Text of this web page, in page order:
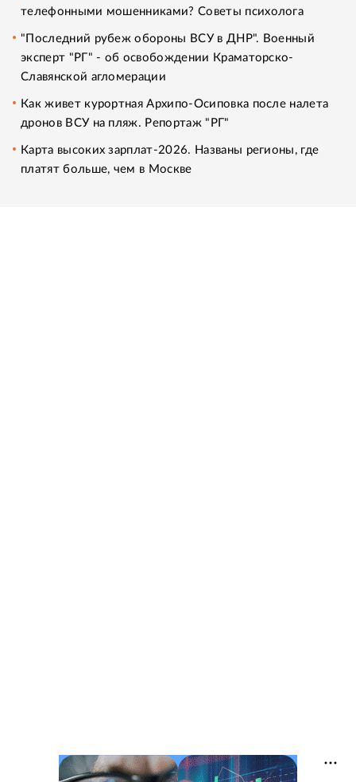
телефонными мошенниками? Советы психолога
"Последний рубеж обороны ВСУ в ДНР". Военный
эксперт "РГ" - об освобождении Краматорско-
Славянской агломерации
Как живет курортная Архипо-Осиповка после налета
дронов ВСУ на пляж. Репортаж "РГ"
Карта высоких зарплат-2026. Названы регионы, где
платят больше, чем в Москве